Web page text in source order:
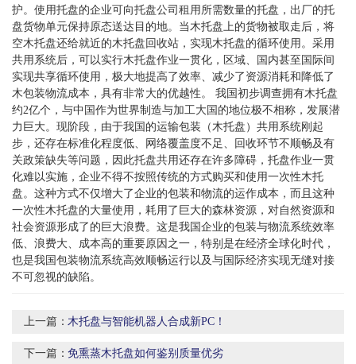
护。使用托盘的企业可向托盘公司租用所需数量的托盘，出厂的托
盘货物单元保持原态送达目的地。当木托盘上的货物被取走后，将
空木托盘还给就近的木托盘回收站，实现木托盘的循环使用。采用
共用系统后，可以实行木托盘作业一贯化，区域、国内甚至国际间
实现共享循环使用，极大地提高了效率、减少了资源消耗和降低了
木包装物流成本，具有非常大的优越性。 我国初步调查拥有木托盘
约2亿个，与中国作为世界制造与加工大国的地位极不相称，发展潜
力巨大。现阶段，由于我国的运输包装（木托盘）共用系统刚起
步，还存在标准化程度低、网络覆盖度不足、回收环节不顺畅及有
关政策缺失等问题，因此托盘共用还存在许多障碍，托盘作业一贯
化难以实施，企业不得不按照传统的方式购买和使用一次性木托
盘。这种方式不仅增大了企业的包装和物流的运作成本，而且这种
一次性木托盘的大量使用，耗用了巨大的森林资源，对自然资源和
社会资源形成了的巨大浪费。这是我国企业的包装与物流系统效率
低、浪费大、成本高的重要原因之一，特别是在经济全球化时代，
也是我国包装物流系统高效顺畅运行以及与国际经济实现无缝对接
不可忽视的缺陷。
上一篇： 木托盘与智能机器人合成新PC！
下一篇：免熏蒸木托盘如何鉴别质量优劣